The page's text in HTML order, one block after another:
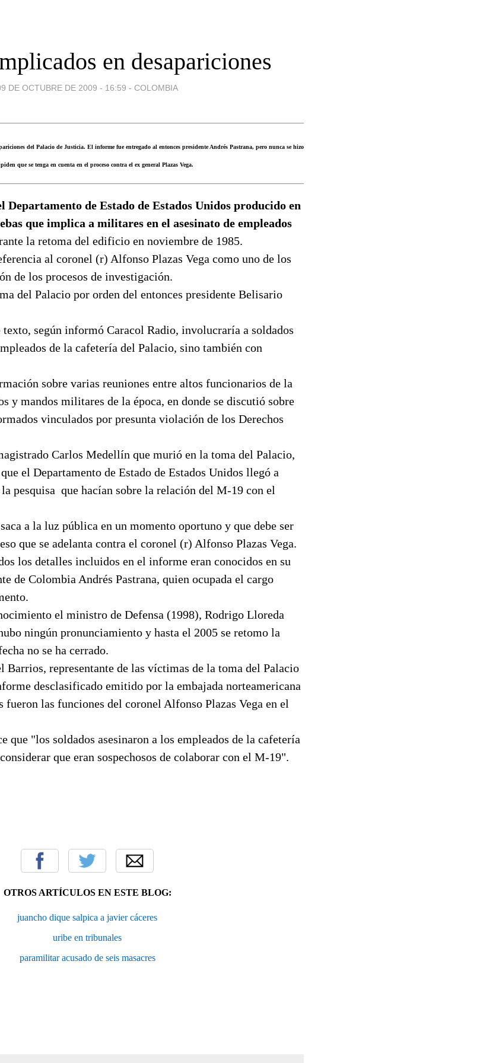
en desapariciones
DE OCTUBRE DE 2009 - 16:59 - COLOMBIA
del Palacio de Justicia. El informe fue entregado al entonces presidente Andrés Pastrana, pero nunca se hizo
que se tenga en cuenta en el proceso contra el ex general Plazas Vega.
de Estado de Estados Unidos producido en
que implica a militares en el asesinato de empleados
la retoma del edificio en noviembre de 1985.
al coronel (r) Alfonso Plazas Vega como uno de los
de los procesos de investigación.
del Palacio por orden del entonces presidente Belisario
texto, según informó Caracol Radio, involucraría a soldados
de la cafetería del Palacio, sino también con
sobre varias reuniones entre altos funcionarios de la
y mandos militares de la época, en donde se discutió sobre
vinculados por presunta violación de los Derechos
Carlos Medellín que murió en la toma del Palacio,
el Departamento de Estado de Estados Unidos llegó a
pesquisa que hacían sobre la relación del M-19 con el
a la luz pública en un momento oportuno y que debe ser
que se adelanta contra el coronel (r) Alfonso Plazas Vega.
los detalles incluidos en el informe eran conocidos en su
de Colombia Andrés Pastrana, quien ocupada el cargo
el ministro de Defensa (1998), Rodrigo Lloreda
ningún pronunciamiento y hasta el 2005 se retomo la
no se ha cerrado.
Barrios, representante de las víctimas de la toma del Palacio
desclasificado emitido por la embajada norteamericana
fueron las funciones del coronel Alfonso Plazas Vega en el
que "los soldados asesinaron a los empleados de la cafetería
que eran sospechosos de colaborar con el M-19".
OTROS ARTÍCULOS EN ESTE BLOG:
juancho dique salpica a javier cáceres
uribe en tribunales
paramilitar acusado de seis masacres